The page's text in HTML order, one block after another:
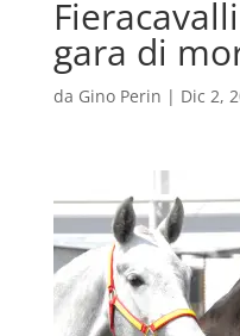
gara di
da Gino Perin | Dic 2,